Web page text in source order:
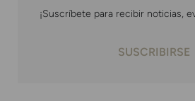
¡Suscríbete para recibir noticias,
SUSCRIBIRSE